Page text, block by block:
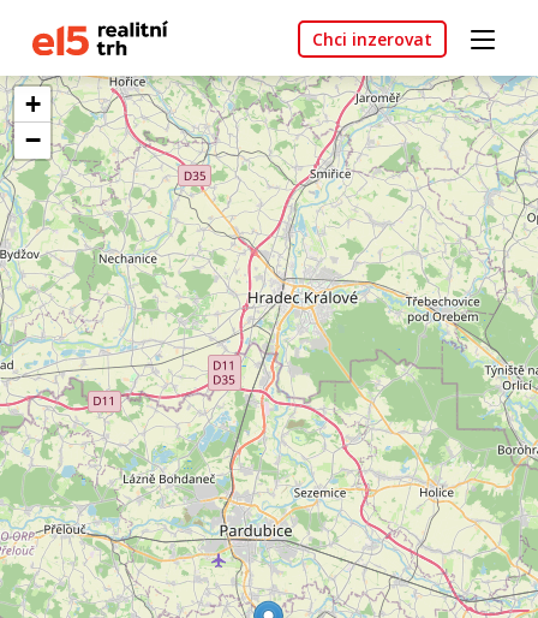
Chci inzerovat
+
−